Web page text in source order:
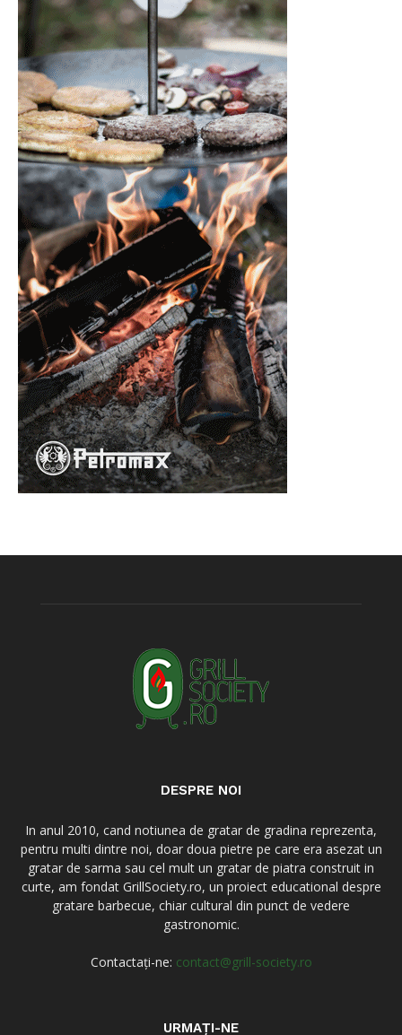
DESPRE NOI
In anul 2010, cand notiunea de gratar de gradina reprezenta,
pentru multi dintre noi, doar doua pietre pe care era asezat un
gratar de sarma sau cel mult un gratar de piatra construit in
curte, am fondat GrillSociety.ro, un proiect educational despre
gratare barbecue, chiar cultural din punct de vedere
gastronomic.
Contactați-ne: contact@grill-society.ro
URMAȚI-NE